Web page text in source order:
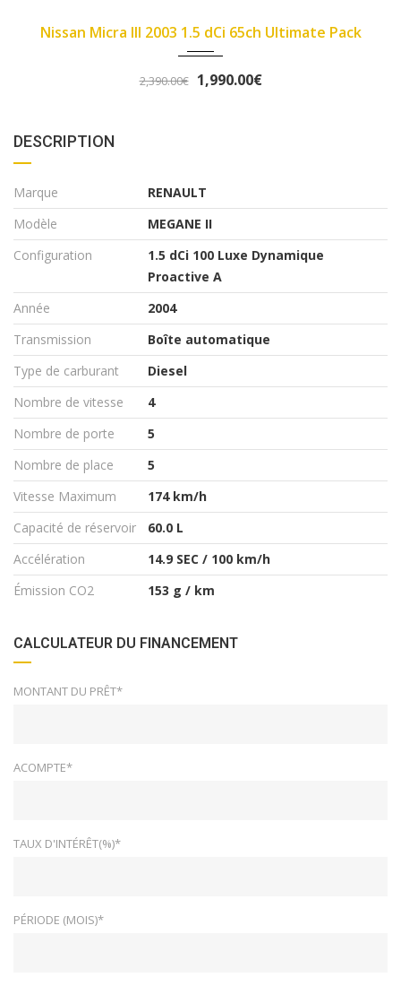
Fiat Panda II 2007 1.1 8v 54ch Dynamic
3,490.00€ 3,290.00€
DESCRIPTION
Marque
RENAULT
Modèle
MEGANE II
Configuration
1.5 dCi 100 Luxe Dynamique
Proactive A
Année
2004
Transmission
Boîte automatique
Type de carburant
Diesel
Nombre de vitesse
4
Nombre de porte
5
Nombre de place
5
Vitesse Maximum
174 km/h
Capacité de réservoir
60.0 L
Accélération
14.9 SEC / 100 km/h
Émission CO2
153 g / km
CALCULATEUR DU FINANCEMENT
MONTANT DU PRÊT*
ACOMPTE*
TAUX D'INTÉRÊT(%)*
PÉRIODE (MOIS)*